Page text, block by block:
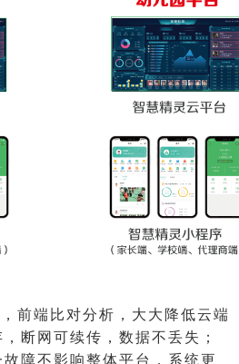
前端比对分析，大大降低云端
断网可续传，数据不丢失；
障不影响整体平台，系统更